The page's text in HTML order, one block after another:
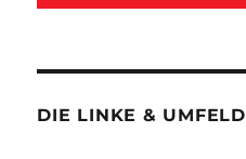
DIE LINKE & UMFELD